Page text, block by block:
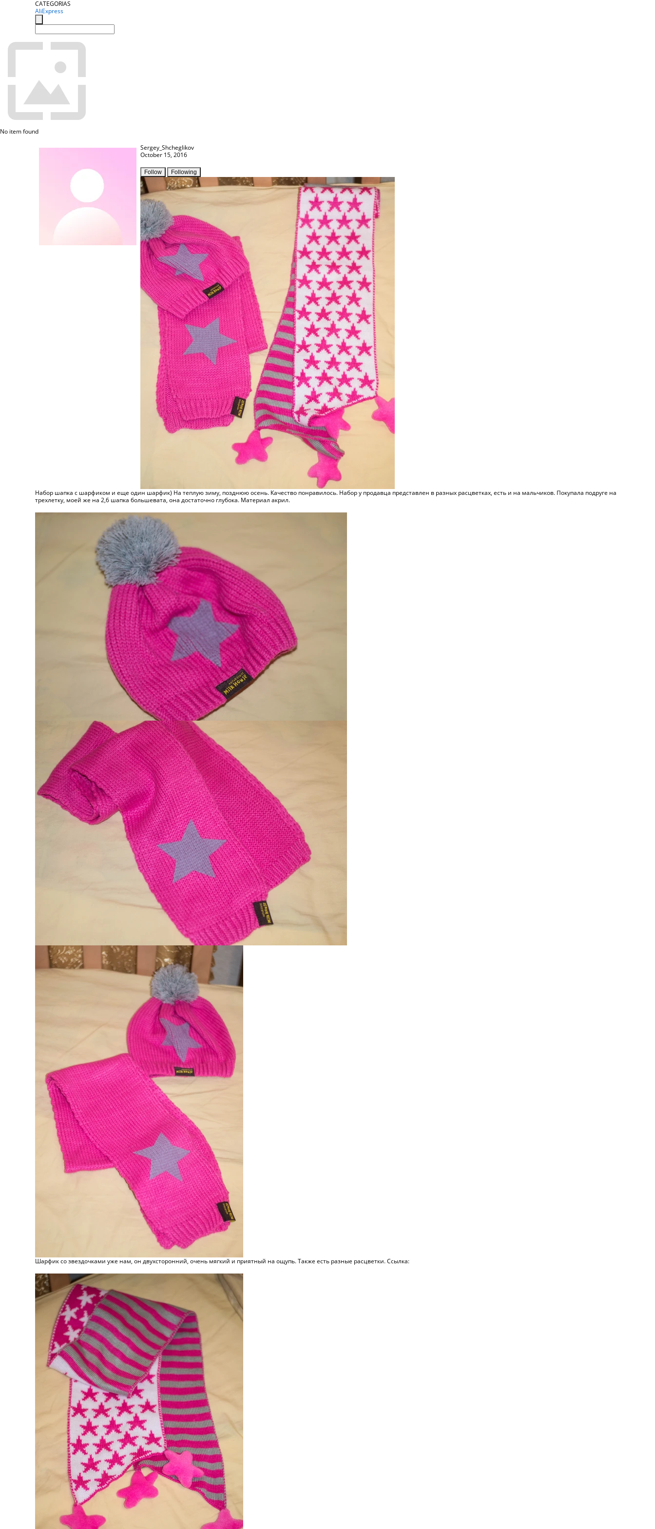
CATEGORIAS
AliExpress
No item found
Sergey_Shcheglikov
October 15, 2016
Follow Following
Набор шапка с шарфиком и еще один шарфик) На теплую зиму, позднюю осень. Качество понравилось. Набор у продавца представлен в разных расцветках, есть и на мальчиков. Покупала подруге на
трехлетку, моей же на 2,6 шапка большевата, она достаточно глубока. Материал акрил.
Шарфик со звездочками уже нам, он двухсторонний, очень мягкий и приятный на ощупь. Также есть разные расцветки. Ссылка: